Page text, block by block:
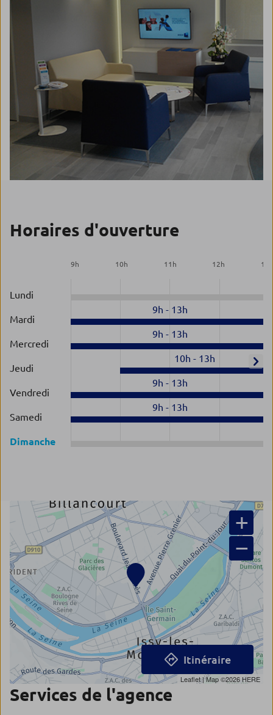
Horaires d'ouverture
9h 10h 11 h 12h 13
Lundi
Mardi
9h - 13h
Mercredi
9h - 13h
Jeudi
10h - 13h
Vendredi
9h - 13h
Samedi
9h - 13h
Dimanche
+
−
Leaflet| Map ©2026HERE
Itinéraire
Services de l'agence